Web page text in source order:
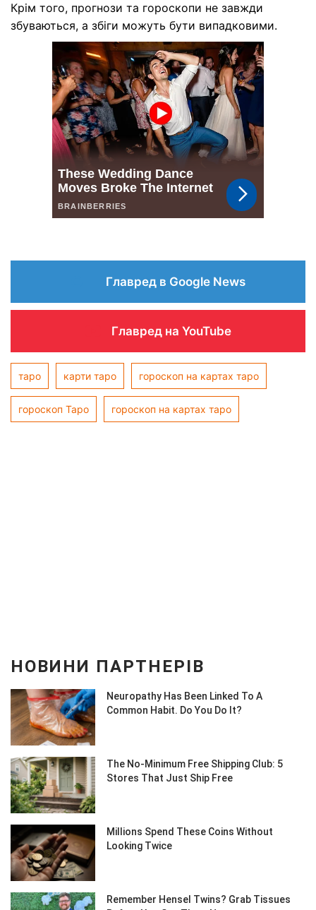
Крім того, прогнози та гороскопи не завжди
збуваються, а збіги можуть бути випадковими.
Главред в Google News
Главред на YouTube
таро карти таро гороскоп на картах таро
гороскоп Таро гороскоп на картах таро